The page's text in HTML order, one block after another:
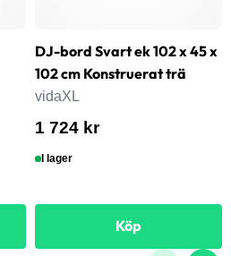
DJ-bord Svart ek 102 x 45 x
102 cm Konstruerat trä
vidaXL
1 724 kr
I lager
Köp